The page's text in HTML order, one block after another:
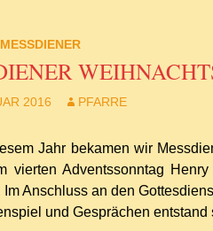
MESSDIENER
2016 PFARRE
Jahr bekamen wir
vierten Adventssonntag
Im Anschluss an den
und Gesprächen